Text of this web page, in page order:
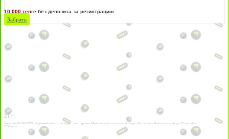
10 000 тенге без депозита за регистрацию
Забрать
21+
Лицензии №24514359, выданной комитетом индустрии туризма Министерства культуры и спорта Республики Казахстан срок до 27 сентября
2034 года.